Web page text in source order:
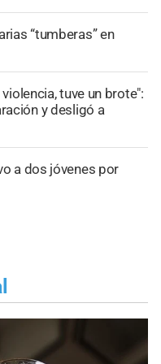
“tumberas” en
tuve un brote":
y desligó a
a dos jóvenes por